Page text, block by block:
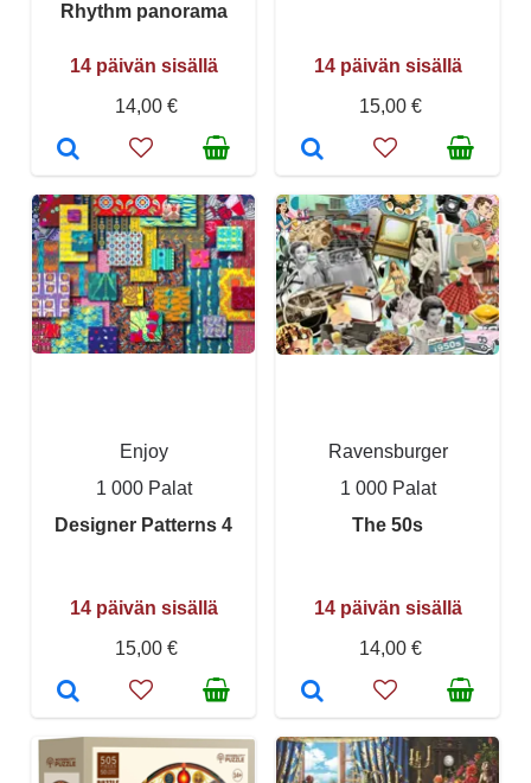
Rhythm panorama
14 päivän sisällä
14,00 €
14 päivän sisällä
15,00 €
Enjoy
1 000 Palat
Designer Patterns 4
14 päivän sisällä
15,00 €
Ravensburger
1 000 Palat
The 50s
14 päivän sisällä
14,00 €